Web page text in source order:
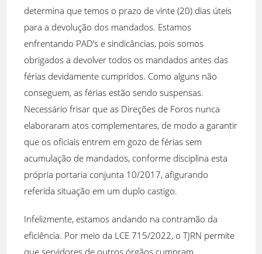
determina que temos o prazo de vinte (20) dias úteis
para a devolução dos mandados. Estamos
enfrentando PAD’s e sindicâncias, pois somos
obrigados a devolver todos os mandados antes das
férias devidamente cumpridos. Como alguns não
conseguem, as férias estão sendo suspensas.
Necessário frisar que as Direções de Foros nunca
elaboraram atos complementares, de modo a garantir
que os oficiais entrem em gozo de férias sem
acumulação de mandados, conforme disciplina esta
própria portaria conjunta 10/2017, afigurando
referida situação em um duplo castigo.
Infelizmente, estamos andando na contramão da
eficiência. Por meio da LCE 715/2022, o TJRN permite